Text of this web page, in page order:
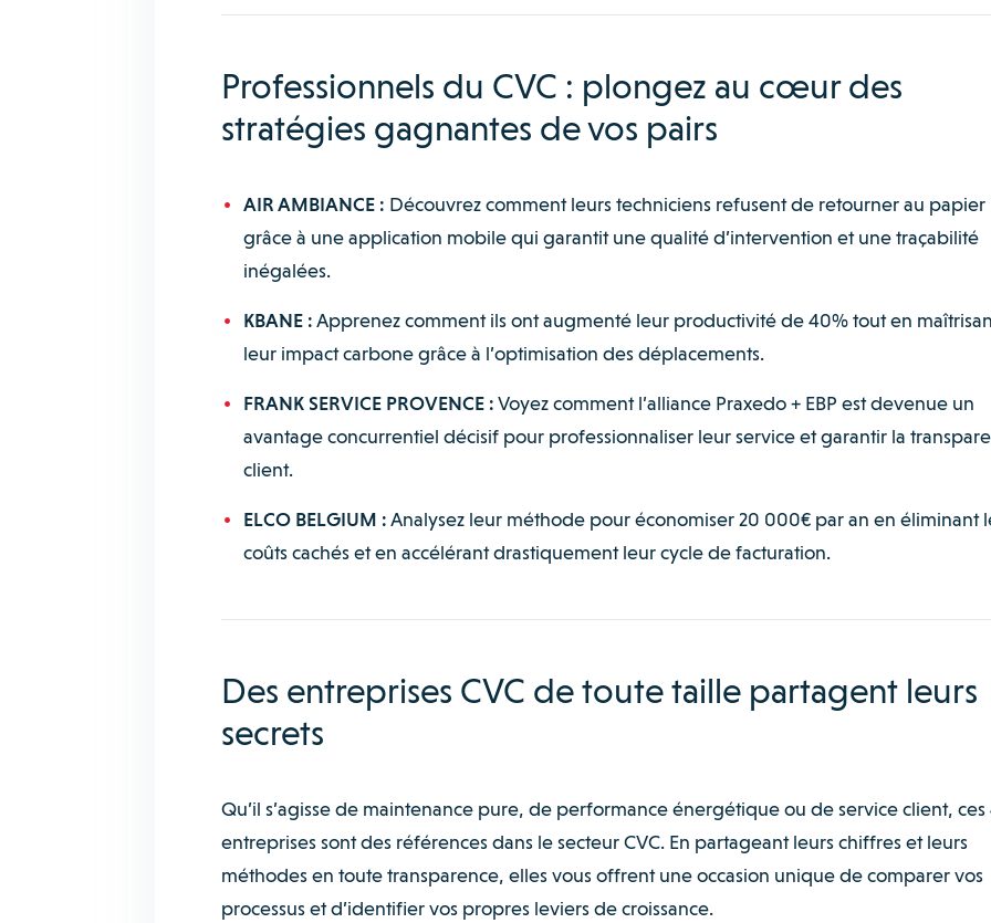
Professionnels du CVC : plongez au cœur des
stratégies gagnantes de vos pairs
AIR AMBIANCE : Découvrez comment leurs techniciens refusent de retourner au papier
grâce à une application mobile qui garantit une qualité d’intervention et une traçabilité
inégalées.
KBANE :Apprenez comment ils ont augmenté leur productivité de 40% tout en
leur impact carbone grâce à l’optimisation des déplacements.
FRANK SERVICE PROVENCE :Voyez comment l’alliance Praxedo + EBP est devenue un
avantage concurrentiel décisif pour professionnaliser leur service et garantir la
client.
ELCO BELGIUM :Analysez leur méthode pour économiser 20 000€ par an en éliminant
coûts cachés et en accélérant drastiquement leur cycle de facturation.
Des entreprises CVC de toute taille partagent leurs
secrets
Qu’il s’agisse de maintenance pure, de performance énergétique ou de service client, ces
entreprises sont des références dans le secteur CVC. En partageant leurs chiffres et leurs
méthodes en toute transparence, elles vous offrent une occasion unique de comparer vos
processus et d’identifier vos propres leviers de croissance.